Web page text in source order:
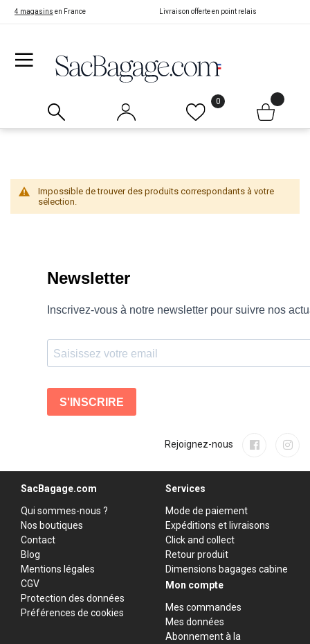
4 magasins en France Livraison offerte en point relais
0
Impossible de trouver des produits correspondants à votre
sélection.
Rejoignez-nous
SacBagage.com
Qui sommes-nous ?
Nos boutiques
Contact
Blog
Mentions légales
CGV
Protection des données
Préférences de cookies
Services
Mode de paiement
Expéditions et livraisons
Click and collect
Retour produit
Dimensions bagages cabine
Mon compte
Mes commandes
Mes données
Abonnement à la